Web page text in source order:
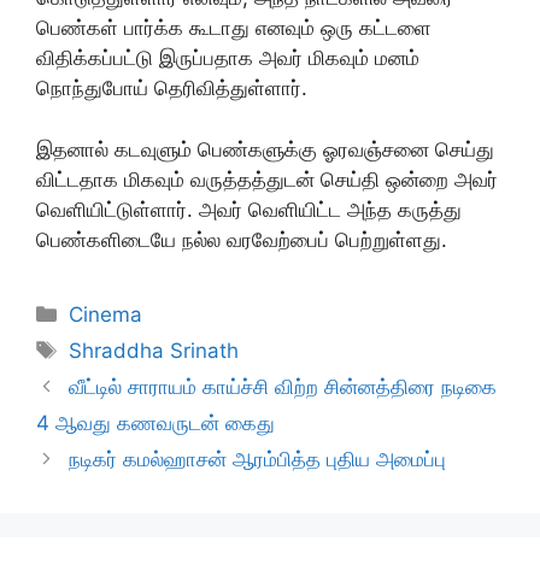
பெண்கள் பார்க்க கூடாது எனவும் ஒரு கட்டளை
விதிக்கப்பட்டு இருப்பதாக அவர் மிகவும் மனம்
நொந்துபோய் தெரிவித்துள்ளார்.
இதனால் கடவுளும் பெண்களுக்கு ஓரவஞ்சனை செய்து
விட்டதாக மிகவும் வருத்தத்துடன் செய்தி ஒன்றை அவர்
வெளியிட்டுள்ளார். அவர் வெளியிட்ட அந்த கருத்து
பெண்களிடையே நல்ல வரவேற்பைப் பெற்றுள்ளது.
Categories
Cinema
Tags
Shraddha Srinath
வீட்டில் சாராயம் காய்ச்சி விற்ற சின்னத்திரை நடிகை
4 ஆவது கணவருடன் கைது
நடிகர் கமல்ஹாசன் ஆரம்பித்த புதிய அமைப்பு